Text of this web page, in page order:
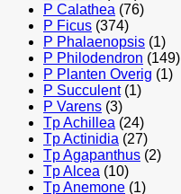
P Calathea (76)
P Ficus (374)
P Phalaenopsis (1)
P Philodendron (149)
P Planten Overig (1)
P Succulent (1)
P Varens (3)
Tp Achillea (24)
Tp Actinidia (27)
Tp Agapanthus (2)
Tp Alcea (10)
Tp Anemone (1)